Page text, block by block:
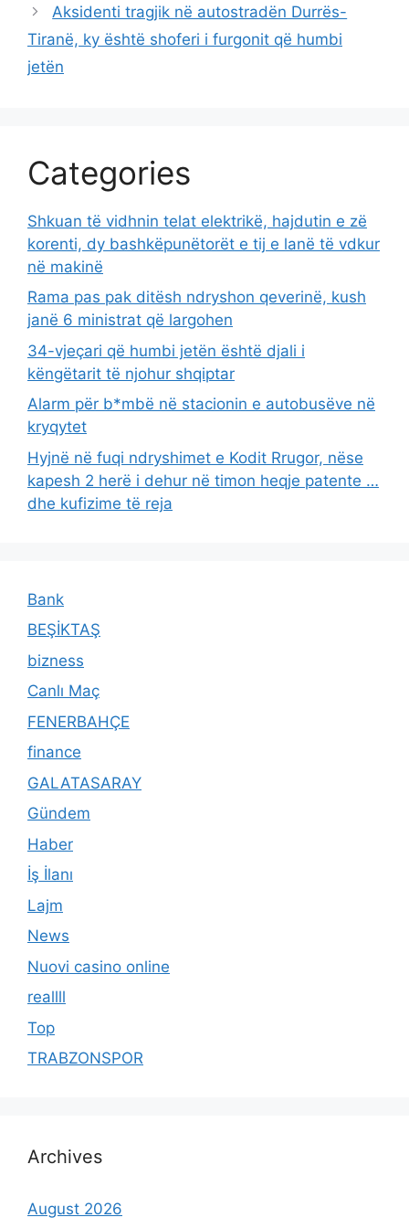
Aksidenti tragjik në autostradën Durrës-
Tiranë, ky është shoferi i furgonit që humbi
jetën
Categories
Shkuan të vidhnin telat elektrikë, hajdutin e zë
korenti, dy bashkëpunëtorët e tij e lanë të vdkur
në makinë
Rama pas pak ditësh ndryshon qeverinë, kush
janë 6 ministrat që largohen
34-vjeçari që humbi jetën është djali i
këngëtarit të njohur shqiptar
Alarm për b*mbë në stacionin e autobusëve në
kryqytet
Hyjnë në fuqi ndryshimet e Kodit Rrugor, nëse
kapesh 2 herë i dehur në timon heqje patente …
dhe kufizime të reja
Bank
BEŞİKTAŞ
bizness
Canlı Maç
FENERBAHÇE
finance
GALATASARAY
Gündem
Haber
İş İlanı
Lajm
News
Nuovi casino online
reallll
Top
TRABZONSPOR
Archives
August 2026